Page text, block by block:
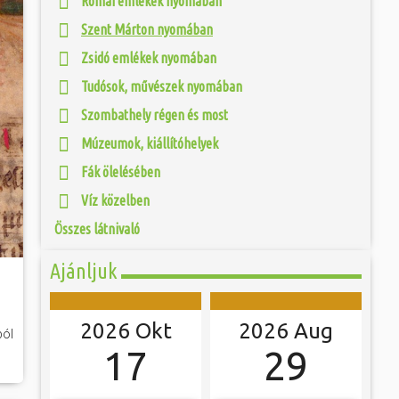
gödrök helyén
1965-től
2 évvel később
a gondozásnak,
egyik
sétányon
egyben
a
A találkozó
játékkal és
a lépést a
Szent Márton nyomában
Zsidó emlékek nyomában
Tudósok, művészek nyomában
Szombathely régen és most
Múzeumok, kiállítóhelyek
Fák ölelésében
Víz közelben
Összes látnivaló
Ajánljuk
2026 Okt
17
2026 Aug
29